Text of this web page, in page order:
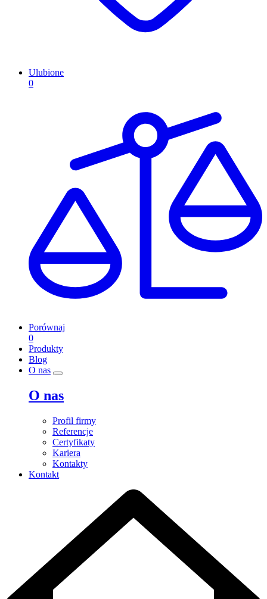
Ulubione
0
Porównaj
0
Produkty
Blog
O nas
O nas
Profil firmy
Referencje
Certyfikaty
Kariera
Kontakty
Kontakt